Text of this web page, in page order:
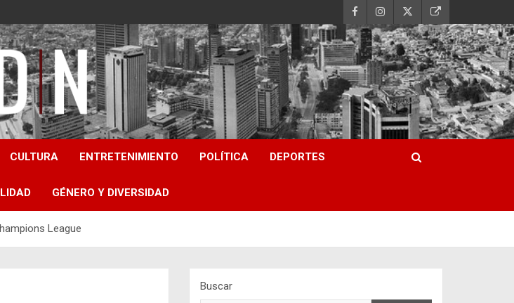
Noticias
CULTURA ENTRETENIMIENTO POLÍTICA DEPORTES
GÉNERO Y DIVERSIDAD
League
Buscar